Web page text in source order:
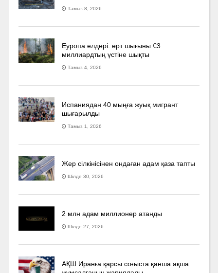
Тамыз 8, 2026
Еуропа елдері: өрт шығыны €3
миллиардтың үстіне шықты
Тамыз 4, 2026
Испаниядан 40 мыңға жуық мигрант
шығарылды
Тамыз 1, 2026
Жер сілкінісінен ондаған адам қаза тапты
Шілде 30, 2026
2 млн адам миллионер атанды
Шілде 27, 2026
АҚШ Иранға қарсы соғыста қанша ақша